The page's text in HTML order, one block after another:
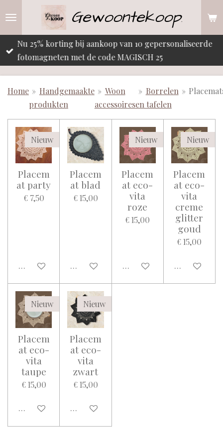
de
hoofdinhoud
Gewoontekoop.
Nu 25% korting bij aankoop van 10 gepersonaliseerde
fotomagneten met de code MAGISCH 25
Home » Handgemaakte
produkten
» Woon
accessoires
» Borrelen
en tafelen
»
Nieuw
Placem
at party
€ 7,50
In winkelwagen
Placem
at blad
€ 15,00
In winkelwagen
Nieuw
Placem
at eco-
vita
roze
€ 15,00
In winkelwagen
Nieuw
Placem
at eco-
vita
creme
glitter
goud
€ 15,00
In
Nieuw
Placem
at eco-
vita
taupe
€ 15,00
In winkelwagen
Nieuw
Placem
at eco-
vita
zwart
€ 15,00
In winkelwagen